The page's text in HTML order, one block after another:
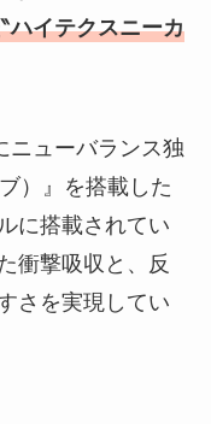
ハイテクスニーカ
ニューバランス独
）』を搭載した
に搭載されてい
衝撃吸収と、反
さを実現してい